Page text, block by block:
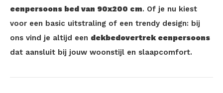
eenpersoons bed van 90x200 cm. Of je nu kiest
voor een basic uitstraling of een trendy design: bij
ons vind je altijd een dekbedovertrek eenpersoons
dat aansluit bij jouw woonstijl en slaapcomfort.